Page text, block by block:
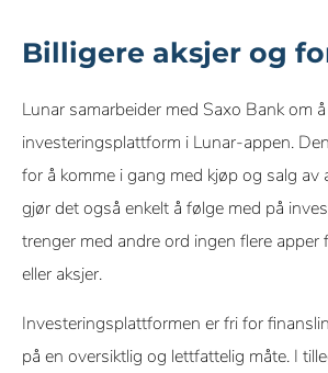
Billigere aksjer og
Lunar samarbeider med Saxo Bank om
investeringsplattform i Lunar-appen.
for å komme i gang med kjøp og salg av
gjør det også enkelt å følge med på
trenger med andre ord ingen flere apper
eller aksjer.
Investeringsplattformen er fri for
på en oversiktlig og lettfattelig måte. I